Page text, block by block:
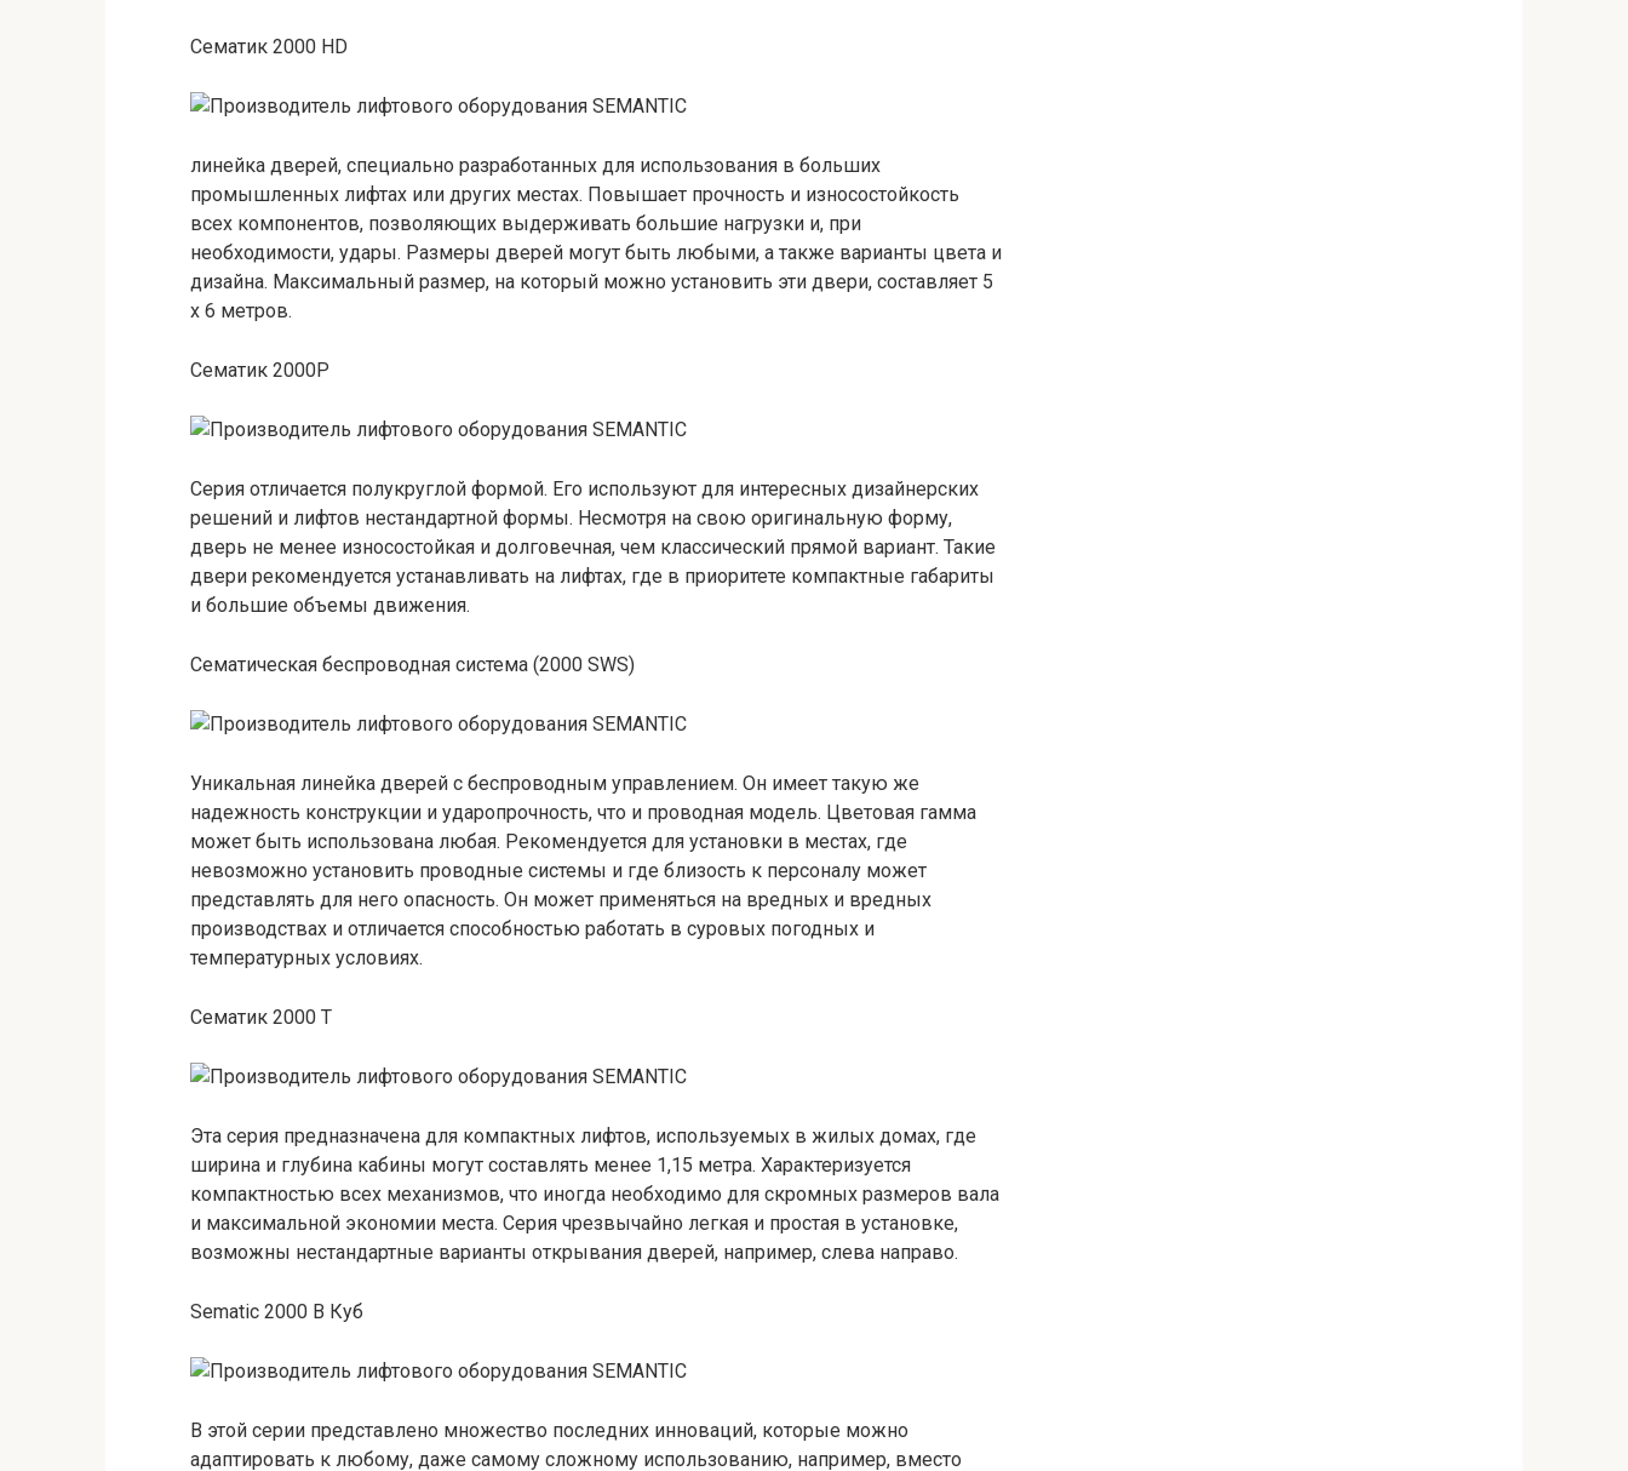
Сематик 2000 HD
линейка дверей, специально разработанных для использования в больших
промышленных лифтах или других местах. Повышает прочность и износостойкость
всех компонентов, позволяющих выдерживать большие нагрузки и, при
необходимости, удары. Размеры дверей могут быть любыми, а также варианты цвета и
дизайна. Максимальный размер, на который можно установить эти двери, составляет 5
х 6 метров.
Сематик 2000Р
Серия отличается полукруглой формой. Его используют для интересных дизайнерских
решений и лифтов нестандартной формы. Несмотря на свою оригинальную форму,
дверь не менее износостойкая и долговечная, чем классический прямой вариант. Такие
двери рекомендуется устанавливать на лифтах, где в приоритете компактные габариты
и большие объемы движения.
Сематическая беспроводная система (2000 SWS)
Уникальная линейка дверей с беспроводным управлением. Он имеет такую ​​же
надежность конструкции и ударопрочность, что и проводная модель. Цветовая гамма
может быть использована любая. Рекомендуется для установки в местах, где
невозможно установить проводные системы и где близость к персоналу может
представлять для него опасность. Он может применяться на вредных и вредных
производствах и отличается способностью работать в суровых погодных и
температурных условиях.
Сематик 2000 Т
Эта серия предназначена для компактных лифтов, используемых в жилых домах, где
ширина и глубина кабины могут составлять менее 1,15 метра. Характеризуется
компактностью всех механизмов, что иногда необходимо для скромных размеров вала
и максимальной экономии места. Серия чрезвычайно легкая и простая в установке,
возможны нестандартные варианты открывания дверей, например, слева направо.
Sematic 2000 B Куб
В этой серии представлено множество последних инноваций, которые можно
адаптировать к любому, даже самому сложному использованию, например, вместо